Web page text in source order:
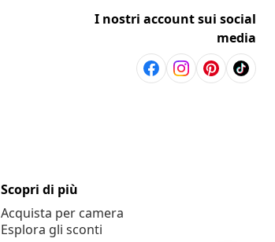
I nostri account sui social
media
Scopri di più
Acquista per camera
Esplora gli sconti